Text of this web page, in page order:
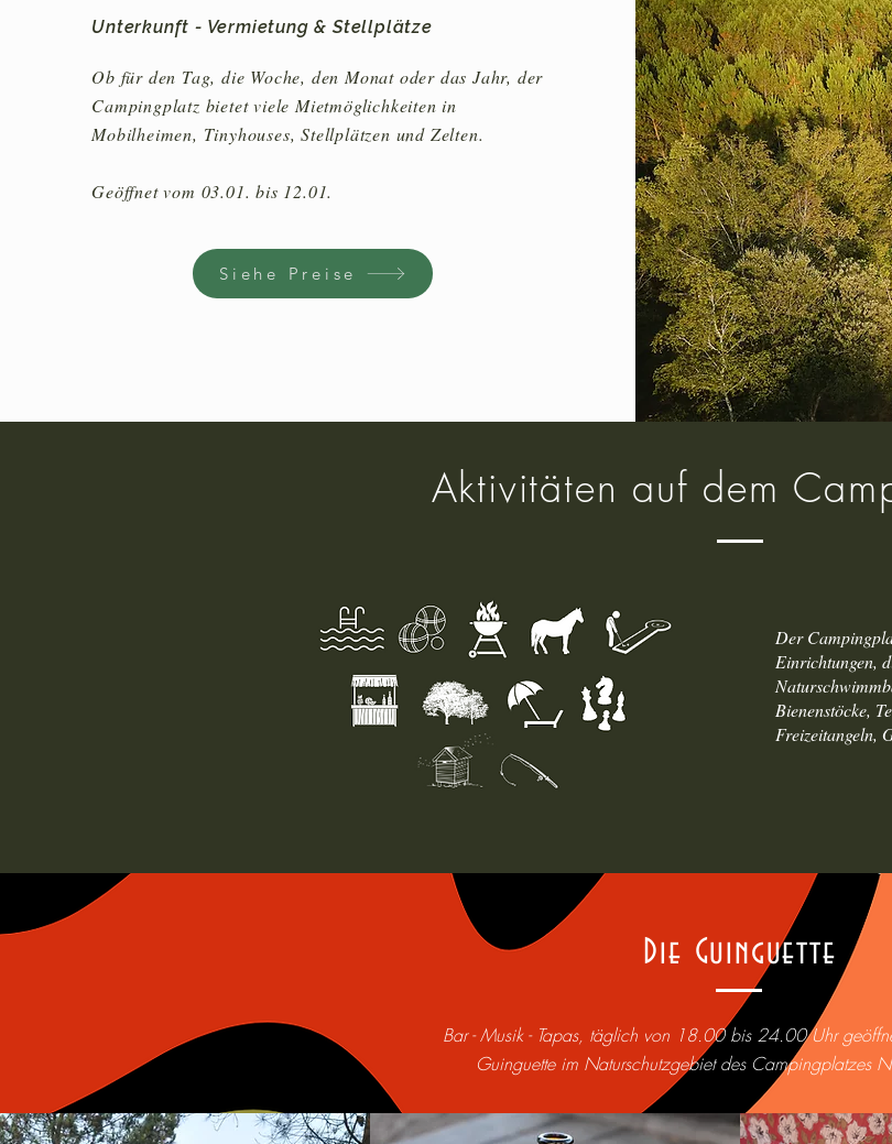
Unterkunft - Vermietung & Stellplätze
Ob für den Tag, die Woche, den Monat oder das Jahr, der
Campingplatz bietet viele Mietmöglichkeiten in
Mobilheimen, Tinyhouses, Stellplätzen und Zelten.
Geöffnet vom 03.01. bis 12.01.
Siehe Preise
Aktivitäten auf dem
Der
Einrichtungen,
Bienenstöcke,
Freizeitangeln,
Die Guinguette
Bar - Musik - Tapas, täglich von 18.00 bis 24.00 Uhr
Guinguette im Naturschutzgebiet des Campingplatzes